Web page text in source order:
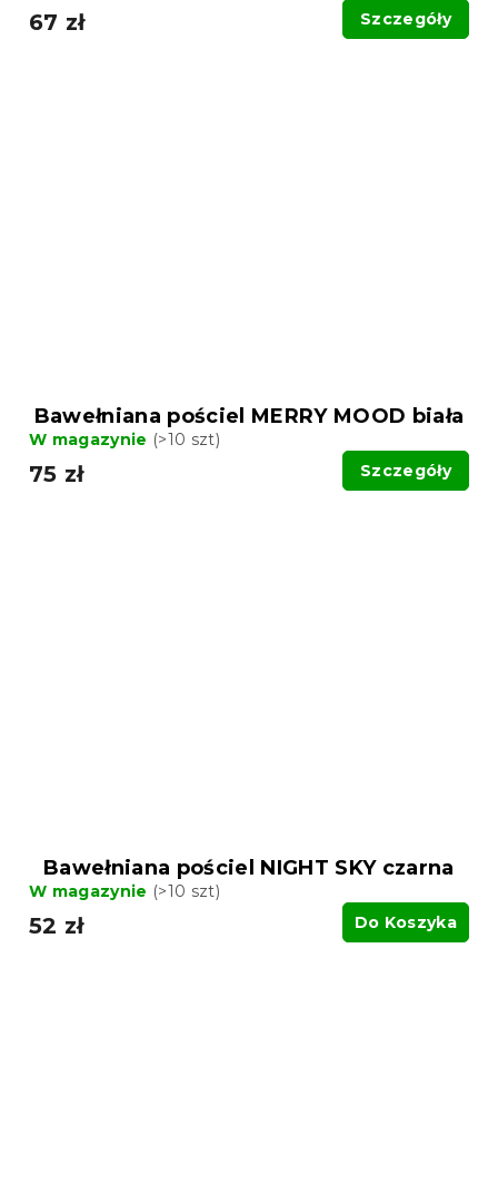
67 zł Szczegóły
Bawełniana pościel MERRY MOOD biała
W magazynie (>10 szt)
75 zł Szczegóły
Bawełniana pościel NIGHT SKY czarna
W magazynie (>10 szt)
52 zł Do Koszyka